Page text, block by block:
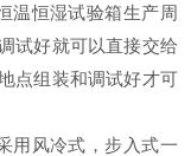
恒湿试验箱生产周
试好就可以直接交给
点组装和调试好才可
风冷式，步入式一